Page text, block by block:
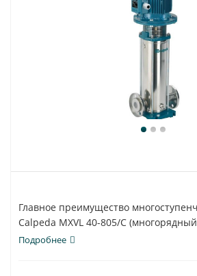
Главное преимущество
Calpeda MXVL 40-805/C (многорядный
вертикальный)...
Подробнее